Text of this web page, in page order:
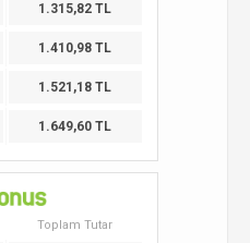
1.315,82 TL
1.410,98 TL
1.521,18 TL
1.649,60 TL
Toplam Tutar